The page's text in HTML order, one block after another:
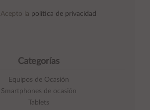
Acepto la política de privacidad
Categorías
Equipos de Ocasión
Smartphones de ocasión
Tablets